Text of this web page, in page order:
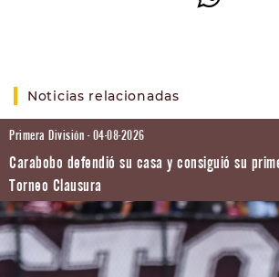
Noticias relacionadas
Primera División - 04-08-2026
Carabobo defendió su casa y consiguió su
Torneo Clausura